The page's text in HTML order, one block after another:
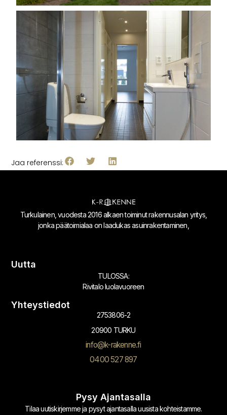
Jaa referenssi:
Turkulainen, vuodesta 2016 alkaen toiminut rakennusalan yritys,
jonka päätoimialaa on laadukas asuinrakentaminen,
Uutta
TULOSSA:
Rivitalo luolavuoreen
Yhteystiedot
2753806-2
20900 TURKU
info@k-rakenne.fi
0400 527 897
Pysy Ajantasalla
Tilaa uutiskirjemme ja pysyt ajantasalla uusista kohteistamme.